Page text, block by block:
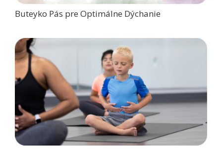
Buteyko Pás pre Optimálne Dýchanie